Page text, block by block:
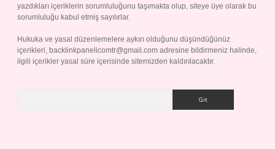
yazdıkları içeriklerin sorumluluğunu taşımakta olup, siteye üye olarak bu
sorumluluğu kabul etmiş sayılırlar.
Hukuka ve yasal düzenlemelere aykırı olduğunu düşündüğünüz
içerikleri, backlinkpanelicomtr@gmail.com adresine bildirmeniz halinde,
ilgili içerikler yasal süre içerisinde sitemizden kaldırılacaktır.